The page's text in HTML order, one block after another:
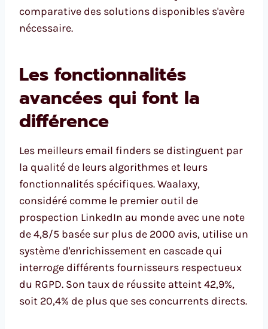
comparative des solutions disponibles s'avère
nécessaire.
Les fonctionnalités
avancées qui font la
différence
Les meilleurs email finders se distinguent par
la qualité de leurs algorithmes et leurs
fonctionnalités spécifiques. Waalaxy,
considéré comme le premier outil de
prospection LinkedIn au monde avec une note
de 4,8/5 basée sur plus de 2000 avis, utilise un
système d'enrichissement en cascade qui
interroge différents fournisseurs respectueux
du RGPD. Son taux de réussite atteint 42,9%,
soit 20,4% de plus que ses concurrents directs.